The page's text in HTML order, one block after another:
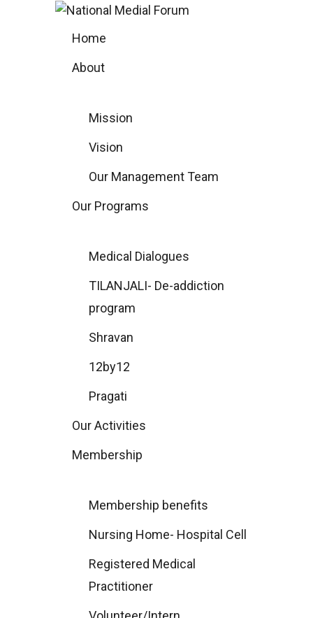
Home
About
Mission
Vision
Our Management Team
Our Programs
Medical Dialogues
TILANJALI- De-addiction
program
Shravan
12by12
Pragati
Our Activities
Membership
Membership benefits
Nursing Home- Hospital Cell
Registered Medical
Practitioner